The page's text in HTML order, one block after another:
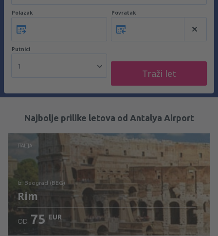
Polazak Povratak
Putnici
1
Traži let
Najbolje prilike letova od Antalya Airport
ITALIJA
iz: Beograd (BEG)
Rim
OD 75 EUR